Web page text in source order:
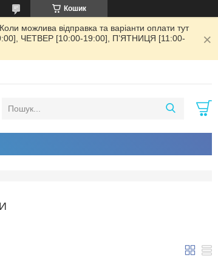
Кошик
можлива відправка та варіанти оплати тут
ЧЕТВЕР [10:00-19:00], ПʼЯТНИЦЯ [11:00-